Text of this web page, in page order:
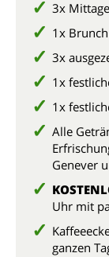
3x
1x Brunch
3x
1x
1x
Alle
Genever
Uhr mit
ganzen